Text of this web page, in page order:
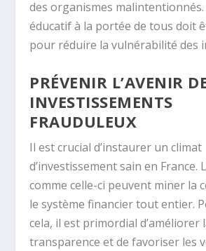
des organismes
éducatif à la portée de tous doit
pour réduire la vulnérabilité des
PRÉVENIR L’AVENIR
INVESTISSEMENTS
FRAUDULEUX
Il est crucial d’instaurer un climat
d’investissement sain en France.
comme celle-ci peuvent miner la
le système financier tout entier.
cela, il est primordial d’améliorer
transparence et de favoriser les